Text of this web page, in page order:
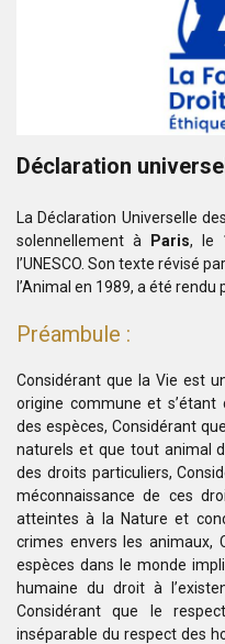
Déclaration
La Déclaration Universelle
solennellement à Paris, le
l’UNESCO. Son texte révisé
l’Animal en 1989, a été rendu
Préambule :
Considérant que la Vie est
origine commune et s’étant
des espèces, Considérant
naturels et que tout animal
des droits particuliers,
méconnaissance de ces
atteintes à la Nature et
crimes envers les animaux,
espèces dans le monde
humaine du droit à
Considérant que le
inséparable du respect des